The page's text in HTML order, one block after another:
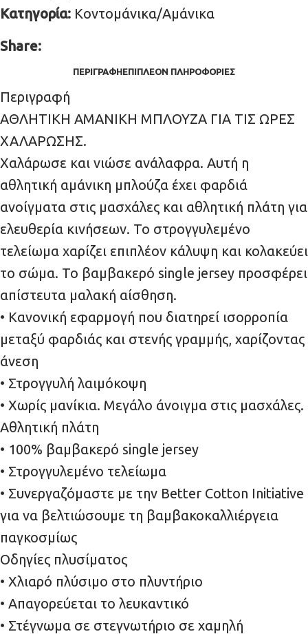
Κατηγορία: Κοντομάνικα/Αμάνικα
Share:
ΠΕΡΙΓΡΑΦΉΕΠΙΠΛΈΟΝ ΠΛΗΡΟΦΟΡΊΕΣ
Περιγραφή
ΑΘΛΗΤΙΚΗ ΑΜΑΝΙΚΗ ΜΠΛΟΥΖΑ ΓΙΑ ΤΙΣ ΩΡΕΣ
ΧΑΛΑΡΩΣΗΣ.
Χαλάρωσε και νιώσε ανάλαφρα. Αυτή η
αθλητική αμάνικη μπλούζα έχει φαρδιά
ανοίγματα στις μασχάλες και αθλητική πλάτη για
ελευθερία κινήσεων. Το στρογγυλεμένο
τελείωμα χαρίζει επιπλέον κάλυψη και κολακεύει
το σώμα. Το βαμβακερό single jersey προσφέρει
απίστευτα μαλακή αίσθηση.
• Κανονική εφαρμογή που διατηρεί ισορροπία
μεταξύ φαρδιάς και στενής γραμμής, χαρίζοντας
άνεση
• Στρογγυλή λαιμόκοψη
• Χωρίς μανίκια. Μεγάλο άνοιγμα στις μασχάλες.
Αθλητική πλάτη
• 100% βαμβακερό single jersey
• Στρογγυλεμένο τελείωμα
• Συνεργαζόμαστε με την Better Cotton Initiative
για να βελτιώσουμε τη βαμβακοκαλλιέργεια
παγκοσμίως
Οδηγίες πλυσίματος
• Χλιαρό πλύσιμο στο πλυντήριο
• Απαγορεύεται το λευκαντικό
• Στέγνωμα σε στεγνωτήριο σε χαμηλή